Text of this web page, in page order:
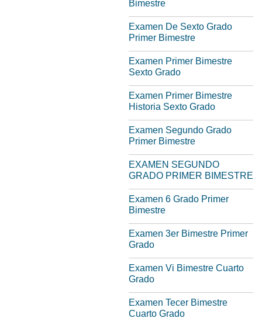
Bimestre
Examen De Sexto Grado
Primer Bimestre
Examen Primer Bimestre
Sexto Grado
Examen Primer Bimestre
Historia Sexto Grado
Examen Segundo Grado
Primer Bimestre
EXAMEN SEGUNDO
GRADO PRIMER BIMESTRE
Examen 6 Grado Primer
Bimestre
Examen 3er Bimestre Primer
Grado
Examen Vi Bimestre Cuarto
Grado
Examen Tecer Bimestre
Cuarto Grado